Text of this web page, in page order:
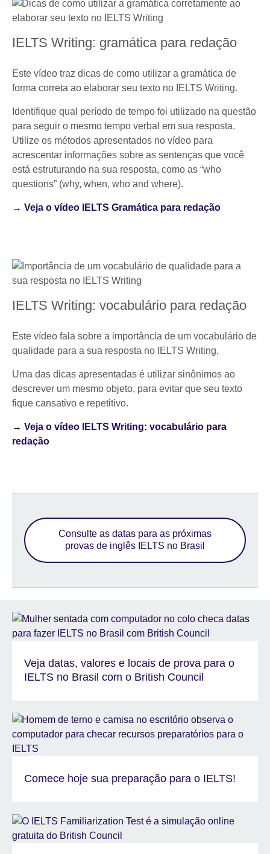
IELTS Writing: gramática para redação
Este vídeo traz dicas de como utilizar a gramática de
forma correta ao elaborar seu texto no IELTS Writing.
Identifique qual período de tempo foi utilizado na questão
para seguir o mesmo tempo verbal em sua resposta.
Utilize os métodos apresentados no vídeo para
acrescentar informações sobre as sentenças que você
está estruturando na sua resposta, como as “who
questions” (why, when, who and where).
→ Veja o vídeo IELTS Gramática para redação
IELTS Writing: vocabulário para redação
Este vídeo fala sobre a importância de um vocabulário de
qualidade para a sua resposta no IELTS Writing.
Uma das dicas apresentadas é utilizar sinônimos ao
descrever um mesmo objeto, para evitar que seu texto
fique cansativo e repetitivo.
→ Veja o vídeo IELTS Writing: vocabulário para
redação
Consulte as datas para as próximas
provas de inglês IELTS no Brasil
Veja datas, valores e locais de prova para o
IELTS no Brasil com o British Council
Comece hoje sua preparação para o IELTS!